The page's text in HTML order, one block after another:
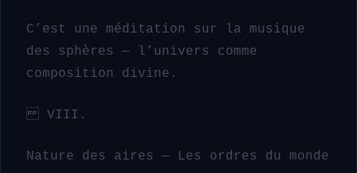
C’est une méditation sur la musique
des sphères — l’univers comme
composition divine.
VIII.
Nature des aires — Les ordres du monde